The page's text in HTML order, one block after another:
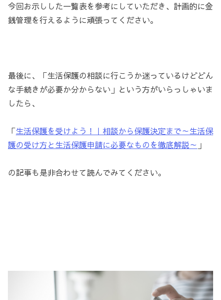
今回お示しした一覧表を参考にしていただき、計画的に金
銭管理を行えるように頑張ってください。
最後に、「生活保護の相談に行こうか迷っているけどどん
な手続きが必要か分からない」という方がいらっしゃいま
したら、
「生活保護を受けよう！｜相談から保護決定まで～生活保
護の受け方と生活保護申請に必要なものを徹底解説～ 」
の記事も是非合わせて読んでみてください。